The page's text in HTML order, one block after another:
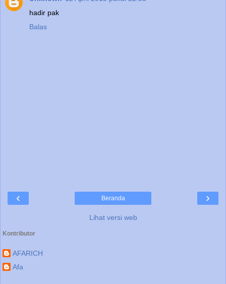
hadir pak
Balas
‹ ›
Beranda
Lihat versi web
Kontributor
AFARICH
Afa